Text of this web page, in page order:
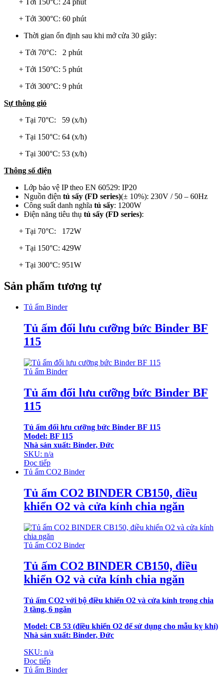
+ Tới 150°C: 24 phút
+ Tới 300°C: 60 phút
Thời gian ổn định sau khi mở cửa 30 giây:
+ Tới 70°C: 2 phút
+ Tới 150°C: 5 phút
+ Tới 300°C: 9 phút
Sự thông gió
+ Tại 70°C: 59 (x/h)
+ Tại 150°C: 64 (x/h)
+ Tại 300°C: 53 (x/h)
Thông số điện
Lớp bảo vệ IP theo EN 60529: IP20
Nguồn điện tủ sấy (FD series)(± 10%): 230V / 50 – 60Hz
Công suất danh nghĩa tủ sấy: 1200W
Điện năng tiêu thụ tủ sấy (FD series):
+ Tại 70°C: 172W
+ Tại 150°C: 429W
+ Tại 300°C: 951W
Sản phẩm tương tự
Tủ ấm Binder
Tủ ấm đối lưu cưỡng bức Binder BF
115
Tủ ấm Binder
Tủ ấm đối lưu cưỡng bức Binder BF
115
Tủ ấm đối lưu cưỡng bức Binder BF 115
Model: BF 115
Nhà sản xuất: Binder, Đức
SKU: n/a
Đọc tiếp
Tủ ấm CO2 Binder
Tủ ấm CO2 BINDER CB150, điều
khiển O2 và cửa kính chia ngăn
Tủ ấm CO2 Binder
Tủ ấm CO2 BINDER CB150, điều
khiển O2 và cửa kính chia ngăn
Tủ ấm CO2 với bộ điều khiển O2 và cửa kính trong chia
3 tầng, 6 ngăn
Model: CB 53 (điều khiển O2 để sử dụng cho mẫu kỵ khí)
Nhà sản xuất: Binder, Đức
SKU: n/a
Đọc tiếp
Tủ ấm Binder